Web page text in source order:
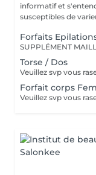
informatif et
susceptibles de
Forfaits
SUPPLÉMENT
Torse / Dos
Veuillez svp vous
Forfait corps
Veuillez svp vous